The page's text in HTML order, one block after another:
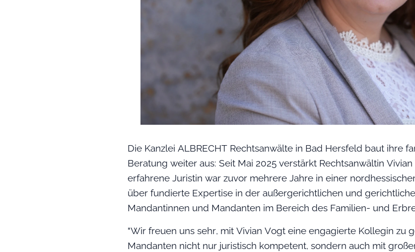
Die Kanzlei ALBRECHT Rechtsanwälte in Bad Hersfeld baut ihre
Beratung weiter aus: Seit Mai 2025 verstärkt Rechtsanwältin
erfahrene Juristin war zuvor mehrere Jahre in einer
über fundierte Expertise in der außergerichtlichen und
Mandantinnen und Mandanten im Bereich des Familien- und
"Wir freuen uns sehr, mit Vivian Vogt eine engagierte Kollegin zu
Mandanten nicht nur juristisch kompetent, sondern auch mit